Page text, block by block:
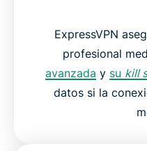
ExpressVPN
profesional
avanzada y su kill
datos si la